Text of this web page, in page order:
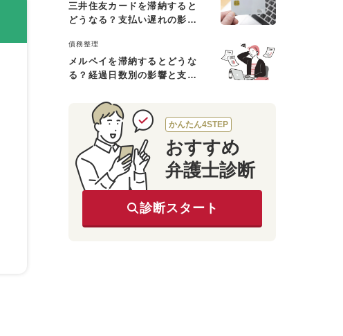
三井住友カードを滞納すると
どうなる？支払い遅れの影響
債務整理
メルペイを滞納するとどうな
る？経過日数別の影響と支払
かんたん4STEP
おすすめ
弁護士診断
診断スタート